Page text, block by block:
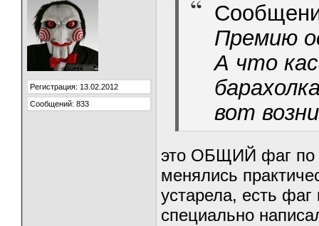
Регистрация: 13.02.2012
Сообщений: 833
Премию
А что
вот
это ОБЩИЙ фаг по
менялись
устарела, есть
специально